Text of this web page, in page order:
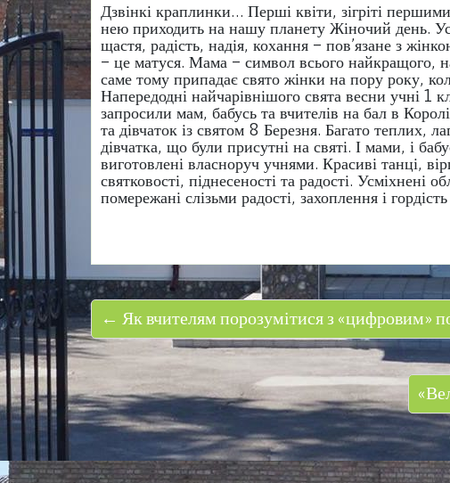
Дзвінкі краплинки… Перші квіти, зігріті
нею приходить на нашу планету Жіночий день.
щастя, радість, надія, кохання – пов’язане з
– це матуся. Мама – символ всього найкращого,
саме тому припадає свято жінки на пору року,
Напередодні найчарівнішого свята весни учні 1
запросили мам, бабусь та вчителів на бал в
та дівчаток із святом 8 Березня. Багато теплих,
дівчатка, що були присутні на святі. І мами, і
виготовлені власноруч учнями. Красиві танці,
святковості, піднесеності та радості. Усміхнені
помережані слізьми радості, захоплення і
← Як вчителям порозумітися з «цифровим»